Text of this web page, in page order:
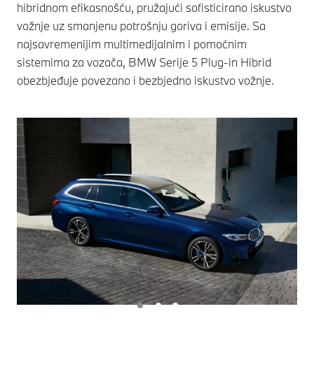
hibridnom efikasnošću, pružajući sofisticirano iskustvo
vožnje uz smanjenu potrošnju goriva i emisije. Sa
najsavremenijim multimedijalnim i pomoćnim
sistemima za vozača, BMW Serije 5 Plug-in Hibrid
obezbjeđuje povezano i bezbjedno iskustvo vožnje.